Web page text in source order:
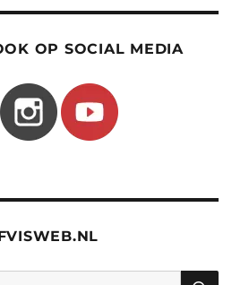
OP SOCIAL MEDIA